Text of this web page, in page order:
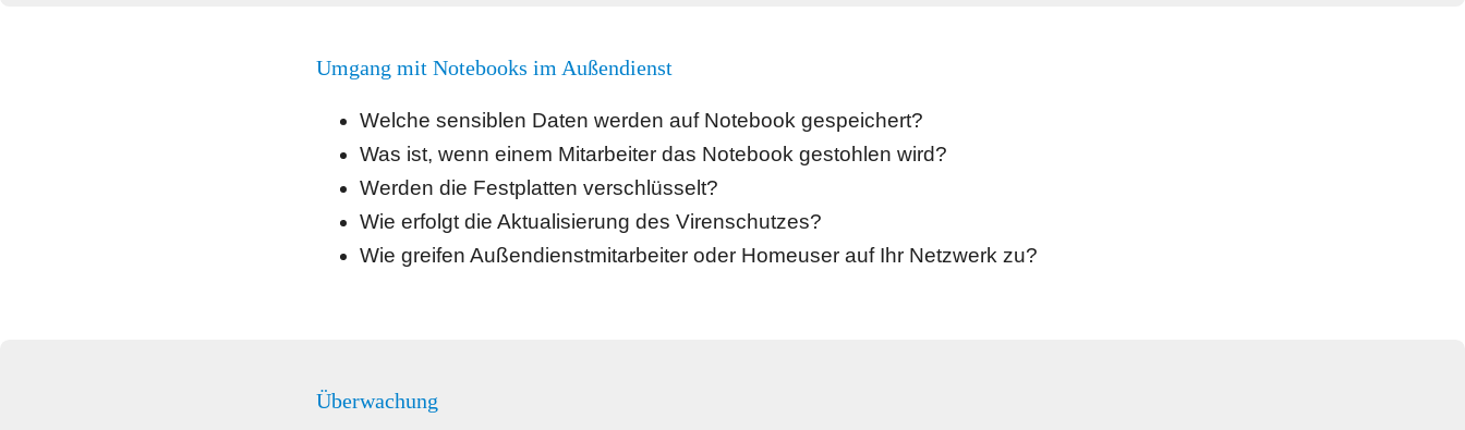
Umgang mit Notebooks im Außendienst
Welche sensiblen Daten werden auf Notebook gespeichert?
Was ist, wenn einem Mitarbeiter das Notebook gestohlen wird?
Werden die Festplatten verschlüsselt?
Wie erfolgt die Aktualisierung des Virenschutzes?
Wie greifen Außendienstmitarbeiter oder Homeuser auf Ihr Netzwerk zu?
Überwachung